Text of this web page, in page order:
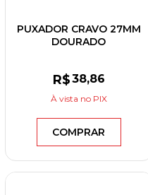
PUXADOR CRAVO 27MM
DOURADO
R$38,86
À vista no PIX
COMPRAR